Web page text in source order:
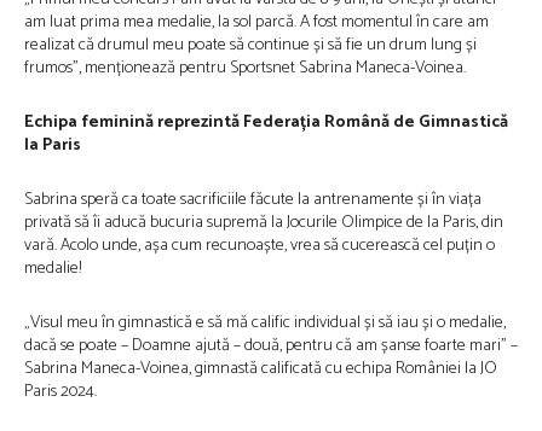
am luat prima mea medalie, la sol parcă. A fost momentul în care am
realizat că drumul meu poate să continue și să fie un drum lung și
frumos”, menționează pentru Sportsnet Sabrina Maneca-Voinea.
Echipa feminină reprezintă Federația Română de Gimnastică
la Paris
Sabrina speră ca toate sacrificiile făcute la antrenamente și în viața
privată să îi aducă bucuria supremă la Jocurile Olimpice de la Paris, din
vară. Acolo unde, așa cum recunoaște, vrea să cucerească cel puțin o
medalie!
„Visul meu în gimnastică e să mă calific individual și să iau și o medalie,
dacă se poate – Doamne ajută – două, pentru că am șanse foarte mari” –
Sabrina Maneca-Voinea, gimnastă calificată cu echipa României la JO
Paris 2024.